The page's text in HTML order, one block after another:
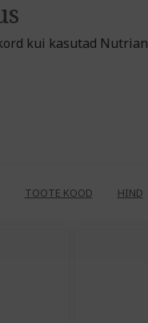
kui kasutad
TOOTE KOOD HIND